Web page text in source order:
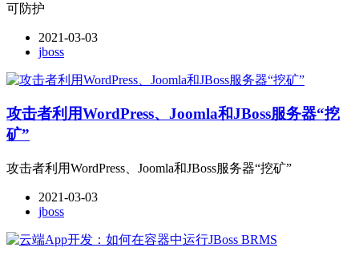
可防护
2021-03-03
jboss
攻击者利用WordPress、Joomla和JBoss服务器“挖
矿”
攻击者利用WordPress、Joomla和JBoss服务器“挖矿”
2021-03-03
jboss